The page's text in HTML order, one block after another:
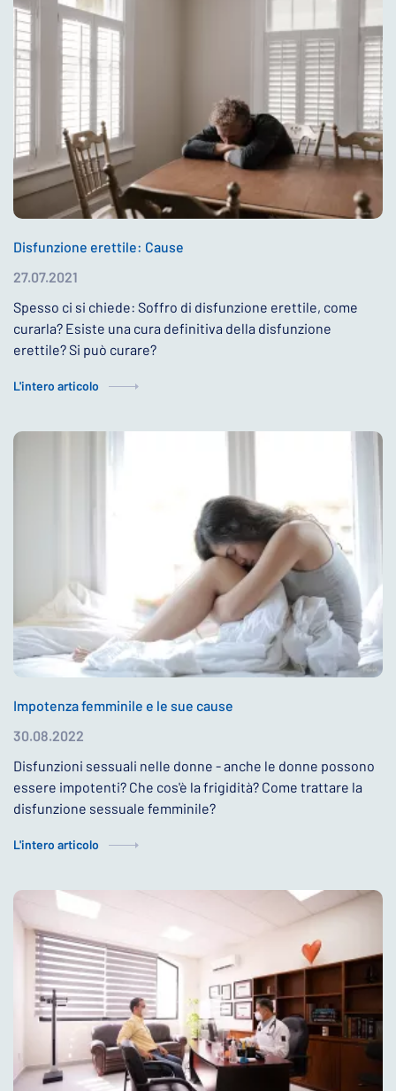
Disfunzione erettile: Cause
27.07.2021
Spesso ci si chiede: Soffro di disfunzione erettile, come
curarla? Esiste una cura definitiva della disfunzione
erettile? Si può curare?
L'intero articolo
Impotenza femminile e le sue cause
30.08.2022
Disfunzioni sessuali nelle donne - anche le donne possono
essere impotenti? Che cos'è la frigidità? Come trattare la
disfunzione sessuale femminile?
L'intero articolo